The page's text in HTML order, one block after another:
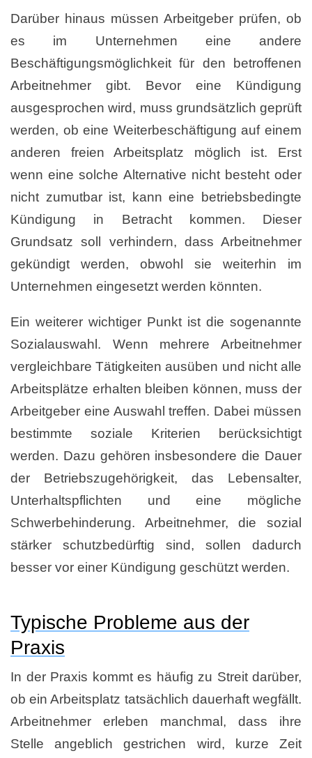
Darüber hinaus müssen Arbeitgeber prüfen, ob
es im Unternehmen eine andere
Beschäftigungsmöglichkeit für den betroffenen
Arbeitnehmer gibt. Bevor eine Kündigung
ausgesprochen wird, muss grundsätzlich geprüft
werden, ob eine Weiterbeschäftigung auf einem
anderen freien Arbeitsplatz möglich ist. Erst
wenn eine solche Alternative nicht besteht oder
nicht zumutbar ist, kann eine betriebsbedingte
Kündigung in Betracht kommen. Dieser
Grundsatz soll verhindern, dass Arbeitnehmer
gekündigt werden, obwohl sie weiterhin im
Unternehmen eingesetzt werden könnten.
Ein weiterer wichtiger Punkt ist die sogenannte
Sozialauswahl. Wenn mehrere Arbeitnehmer
vergleichbare Tätigkeiten ausüben und nicht alle
Arbeitsplätze erhalten bleiben können, muss der
Arbeitgeber eine Auswahl treffen. Dabei müssen
bestimmte soziale Kriterien berücksichtigt
werden. Dazu gehören insbesondere die Dauer
der Betriebszugehörigkeit, das Lebensalter,
Unterhaltspflichten und eine mögliche
Schwerbehinderung. Arbeitnehmer, die sozial
stärker schutzbedürftig sind, sollen dadurch
besser vor einer Kündigung geschützt werden.
Typische Probleme aus der
Praxis
In der Praxis kommt es häufig zu Streit darüber,
ob ein Arbeitsplatz tatsächlich dauerhaft wegfällt.
Arbeitnehmer erleben manchmal, dass ihre
Stelle angeblich gestrichen wird, kurze Zeit